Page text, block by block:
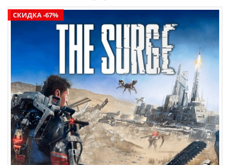
СКИДКА -67%